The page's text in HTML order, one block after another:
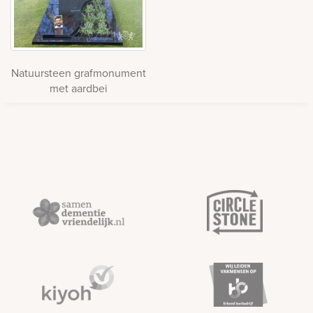
Natuursteen grafmonument
met aardbei